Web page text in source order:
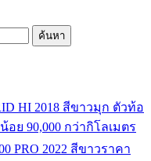
HI 2018 สีขาวมุก ตัวท้อ
ย 90,000 กว่ากิโลเมตร
PRO 2022 สีขาวราคา